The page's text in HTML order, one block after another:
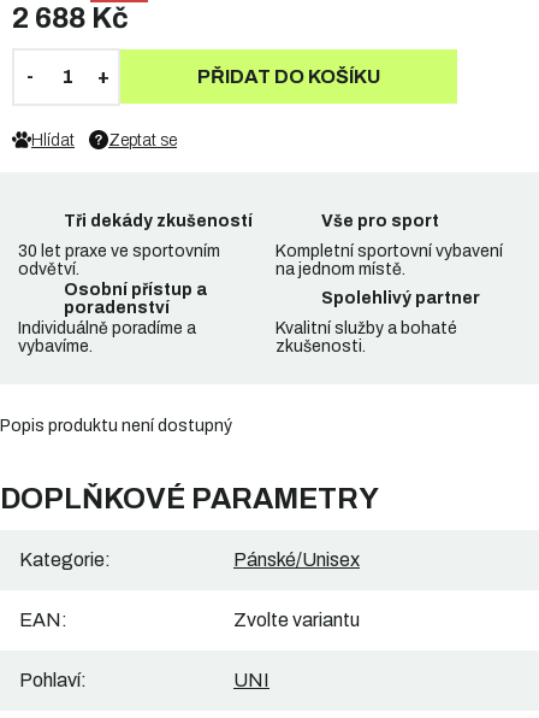
2 688 Kč
PŘIDAT DO KOŠÍKU
Zeptat se
Hlídat
Tři dekády zkušeností
30 let praxe ve sportovním
odvětví.
Vše pro sport
Kompletní sportovní vybavení
na jednom místě.
Osobní přístup a
poradenství
Individuálně poradíme a
vybavíme.
Spolehlivý partner
Kvalitní služby a bohaté
zkušenosti.
Popis produktu není dostupný
DOPLŇKOVÉ PARAMETRY
Kategorie: Pánské/Unisex
EAN: Zvolte variantu
Pohlaví: UNI